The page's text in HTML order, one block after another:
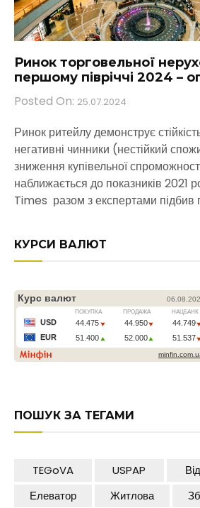
Ринок торговельної
першому півріччі 2024 –
Posted On: 25.07.2024
Ринок ритейлу демонструє
негативні чинники (нестійкий
зниження купівельної
наближається до показників 2021
Times разом з експертами підбив
КУРСИ ВАЛЮТ
ПОШУК ЗА ТЕГАМИ
TEGoVA USPAP
Елеватор
Житлова